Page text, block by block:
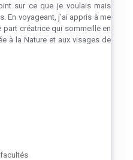
sur ce que je voulais mais
En voyageant, j’ai appris à me
créatrice qui sommeille en
à la Nature et aux visages de